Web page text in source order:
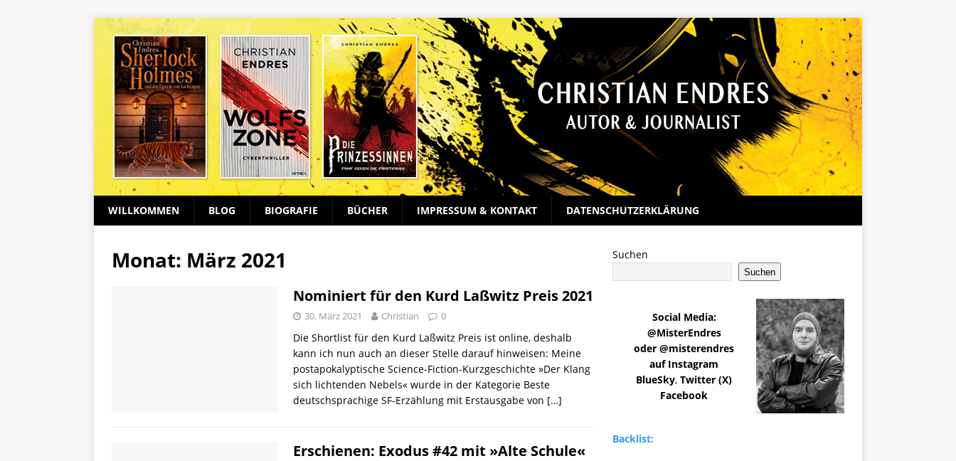
WILLKOMMEN BLOG BIOGRAFIE BÜCHER IMPRESSUM & KONTAKT DATENSCHUTZERKLÄRUNG
Monat: März 2021
Nominiert für den Kurd Laßwitz Preis 2021
30. März 2021 Christian 0
Die Shortlist für den Kurd Laßwitz Preis ist online, deshalb
kann ich nun auch an dieser Stelle darauf hinweisen: Meine
postapokalyptische Science-Fiction-Kurzgeschichte »Der Klang
sich lichtenden Nebels« wurde in der Kategorie Beste
deutschsprachige SF-Erzählung mit Erstausgabe von […]
Erschienen: Exodus #42 mit »Alte Schule«
Suchen
Suchen
Social Media:
@MisterEndres
oder @misterendres
auf Instagram
BlueSky,Twitter (X)
Facebook
Backlist: